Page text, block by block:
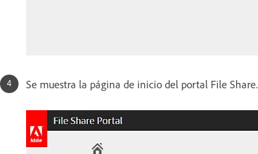
Se muestra la página de inicio del portal File Share.